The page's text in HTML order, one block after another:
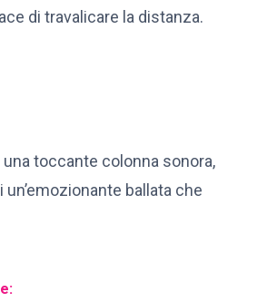
di travalicare la distanza.
toccante colonna sonora,
un’emozionante ballata che